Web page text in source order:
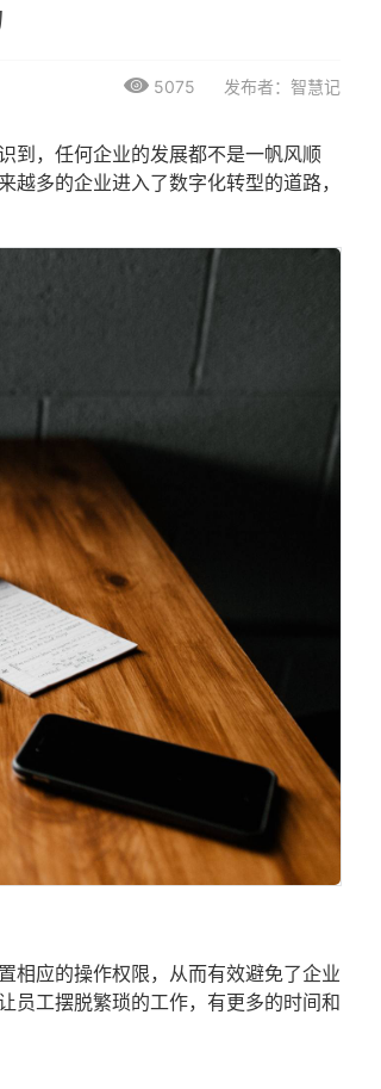
5075 发布者：智慧记
到，任何企业的发展都不是一帆风顺
多的企业进入了数字化转型的道路，
相应的操作权限，从而有效避免了企业
员工摆脱繁琐的工作，有更多的时间和